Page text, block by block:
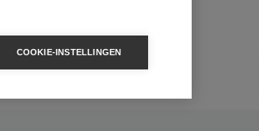
Km stand 45.820
Brandstof Hybride
Transmissie Automaat
COOKIE-INSTELLINGEN